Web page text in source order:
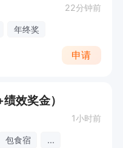
22分钟前
年终奖
申请
效奖金）
1小时前
包食宿 ...